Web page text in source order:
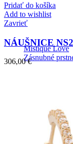
Mistique Love
Zásnubné
Pridať do košíka
Add to wishlist
Zavrieť
NÁUŠNICE
306,00€